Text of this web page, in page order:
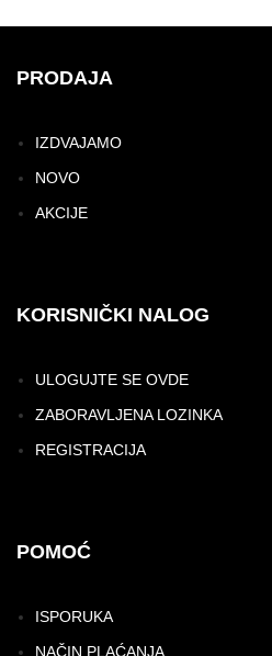
PRODAJA
IZDVAJAMO
NOVO
AKCIJE
KORISNIČKI NALOG
ULOGUJTE SE OVDE
ZABORAVLJENA LOZINKA
REGISTRACIJA
POMOĆ
ISPORUKA
NAČIN PLAĆANJA